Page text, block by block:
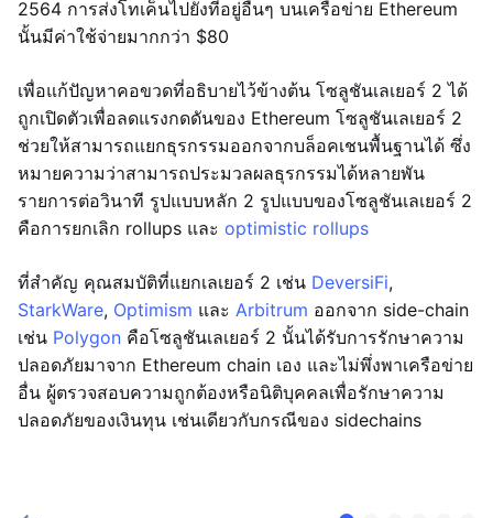
2564 การส่งโทเค็นไปยังที่อยู่อื่นๆ บนเครือข่าย Ethereum
นั้นมีค่าใช้จ่ายมากกว่า $80
เพื่อแก้ปัญหาคอขวดที่อธิบายไว้ข้างต้น โซลูชันเลเยอร์ 2 ได้
ถูกเปิดตัวเพื่อลดแรงกดดันของ Ethereum โซลูชันเลเยอร์ 2
ช่วยให้สามารถแยกธุรกรรมออกจากบล็อคเชนพื้นฐานได้ ซึ่ง
หมายความว่าสามารถประมวลผลธุรกรรมได้หลายพัน
รายการต่อวินาที รูปแบบหลัก 2 รูปแบบของโซลูชันเลเยอร์ 2
คือการยกเลิก rollups และ optimistic rollups
ที่สำคัญ คุณสมบัติที่แยกเลเยอร์ 2 เช่น DeversiFi,
StarkWare, Optimism และ Arbitrum ออกจาก side-chain
เช่น Polygon คือโซลูชันเลเยอร์ 2 นั้นได้รับการรักษาความ
ปลอดภัยมาจาก Ethereum chain เอง และไม่พึ่งพาเครือข่าย
อื่น ผู้ตรวจสอบความถูกต้องหรือนิติบุคคลเพื่อรักษาความ
ปลอดภัยของเงินทุน เช่นเดียวกับกรณีของ sidechains